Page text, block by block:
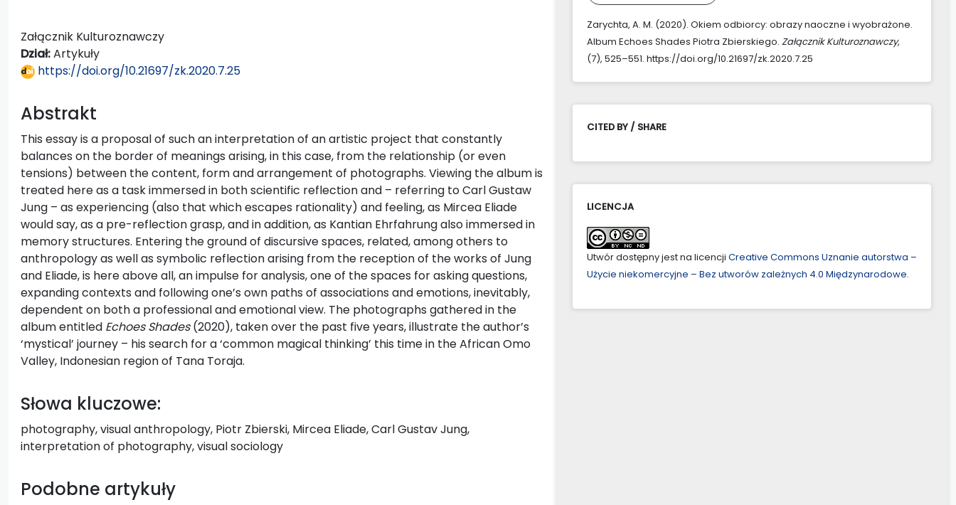
Załącznik Kulturoznawczy
Dział:Artykuły
https://doi.org/10.21697/zk.2020.7.25
Abstrakt
This essay is a proposal of such an interpretation of an artistic project that constantly
balances on the border of meanings arising, in this case, from the relationship (or even
tensions) between the content, form and arrangement of photographs. Viewing the album is
treated here as a task immersed in both scientific reflection and – referring to Carl Gustaw
Jung – as experiencing (also that which escapes rationality) and feeling, as Mircea Eliade
would say, as a pre-reflection grasp, and in addition, as Kantian Ehrfahrung also immersed in
memory structures. Entering the ground of discursive spaces, related, among others to
anthropology as well as symbolic reflection arising from the reception of the works of Jung
and Eliade, is here above all, an impulse for analysis, one of the spaces for asking questions,
expanding contexts and following one’s own paths of associations and emotions, inevitably,
dependent on both a professional and emotional view. The photographs gathered in the
album entitled Echoes Shades(2020), taken over the past five years, illustrate the author’s
‘mystical’ journey – his search for a ‘common magical thinking’ this time in the African Omo
Valley, Indonesian region of Tana Toraja.
Słowa kluczowe:
photography, visual anthropology, Piotr Zbierski, Mircea Eliade, Carl Gustav Jung,
interpretation of photography, visual sociology
Podobne artykuły
Zarychta, A. M. (2020). Okiem odbiorcy: obrazy naoczne i wyobrażone.
Album Echoes Shades Piotra Zbierskiego. Załącznik Kulturoznawczy,
(7), 525–551. https://doi.org/10.21697/zk.2020.7.25
CITED BY / SHARE
LICENCJA
Utwór dostępny jest na licencji Creative Commons Uznanie autorstwa –
Użycie niekomercyjne – Bez utworów zależnych 4.0 Międzynarodowe.